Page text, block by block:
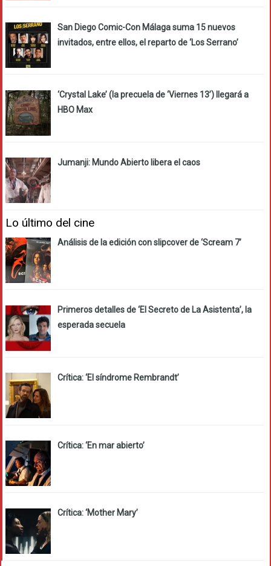
San Diego Comic-Con Málaga suma 15 nuevos
invitados, entre ellos, el reparto de ‘Los Serrano’
‘Crystal Lake’ (la precuela de ‘Viernes 13’) llegará a
HBO Max
Jumanji: Mundo Abierto libera el caos
Lo último del cine
Análisis de la edición con slipcover de ‘Scream 7’
Primeros detalles de ‘El Secreto de La Asistenta’, la
esperada secuela
Crítica: ‘El síndrome Rembrandt’
Crítica: ‘En mar abierto’
Crítica: ‘Mother Mary’